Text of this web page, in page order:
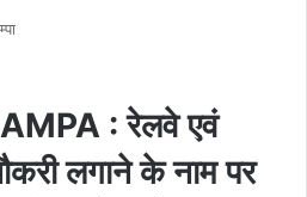
: रेलवे एवं
लगाने के नाम पर